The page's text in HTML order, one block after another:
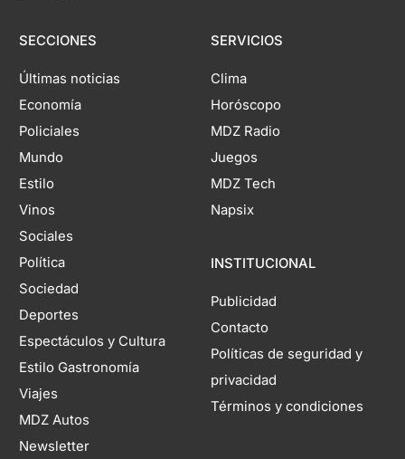
SECCIONES
Últimas noticias
Economía
Policiales
Mundo
Estilo
Vinos
Sociales
Política
Sociedad
Deportes
Espectáculos y Cultura
Estilo Gastronomía
Viajes
MDZ Autos
Newsletter
SERVICIOS
Clima
Horóscopo
MDZ Radio
Juegos
MDZ Tech
Napsix
INSTITUCIONAL
Publicidad
Contacto
Políticas de seguridad y
privacidad
Términos y condiciones